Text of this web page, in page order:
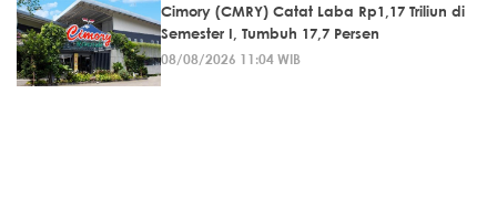
Cimory (CMRY) Catat Laba Rp1,17 Triliun di
Semester I, Tumbuh 17,7 Persen
08/08/2026 11:04 WIB